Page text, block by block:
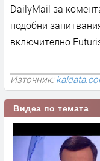
DailyMail за
подобни
включително
Източник:
Видеа по темата